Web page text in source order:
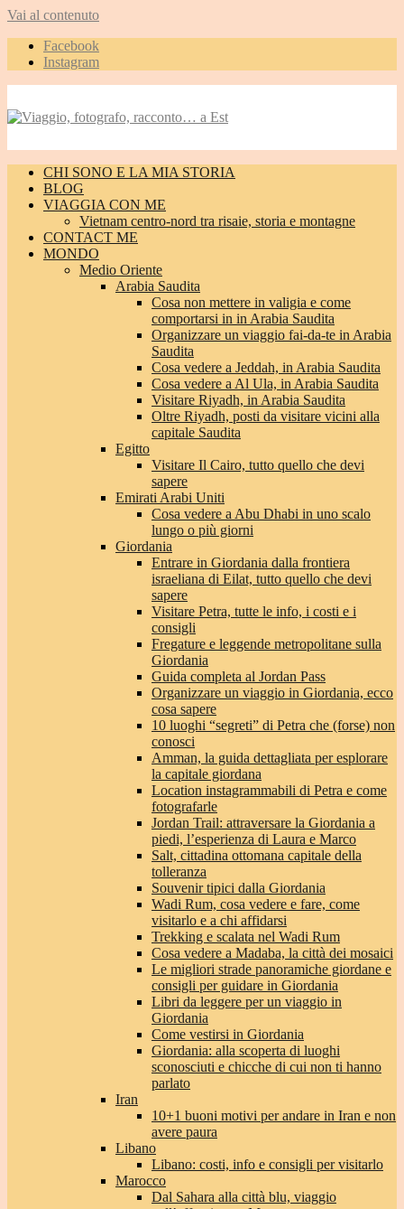
Vai al contenuto
Facebook
Instagram
CHI SONO E LA MIA STORIA
BLOG
VIAGGIA CON ME
Vietnam centro-nord tra risaie, storia e montagne
CONTACT ME
MONDO
Medio Oriente
Arabia Saudita
Cosa non mettere in valigia e come
comportarsi in in Arabia Saudita
Organizzare un viaggio fai-da-te in Arabia
Saudita
Cosa vedere a Jeddah, in Arabia Saudita
Cosa vedere a Al Ula, in Arabia Saudita
Visitare Riyadh, in Arabia Saudita
Oltre Riyadh, posti da visitare vicini alla
capitale Saudita
Egitto
Visitare Il Cairo, tutto quello che devi
sapere
Emirati Arabi Uniti
Cosa vedere a Abu Dhabi in uno scalo
lungo o più giorni
Giordania
Entrare in Giordania dalla frontiera
israeliana di Eilat, tutto quello che devi
sapere
Visitare Petra, tutte le info, i costi e i
consigli
Fregature e leggende metropolitane sulla
Giordania
Guida completa al Jordan Pass
Organizzare un viaggio in Giordania, ecco
cosa sapere
10 luoghi “segreti” di Petra che (forse) non
conosci
Amman, la guida dettagliata per esplorare
la capitale giordana
Location instagrammabili di Petra e come
fotografarle
Jordan Trail: attraversare la Giordania a
piedi, l’esperienza di Laura e Marco
Salt, cittadina ottomana capitale della
tolleranza
Souvenir tipici dalla Giordania
Wadi Rum, cosa vedere e fare, come
visitarlo e a chi affidarsi
Trekking e scalata nel Wadi Rum
Cosa vedere a Madaba, la città dei mosaici
Le migliori strade panoramiche giordane e
consigli per guidare in Giordania
Libri da leggere per un viaggio in
Giordania
Come vestirsi in Giordania
Giordania: alla scoperta di luoghi
sconosciuti e chicche di cui non ti hanno
parlato
Iran
10+1 buoni motivi per andare in Iran e non
avere paura
Libano
Libano: costi, info e consigli per visitarlo
Marocco
Dal Sahara alla città blu, viaggio